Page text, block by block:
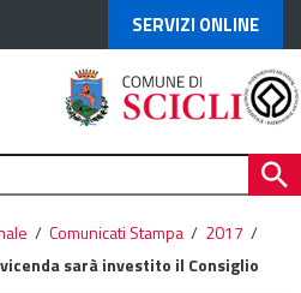
SERVIZI ONLINE
/ Comunicati Stampa / 2017 /
sarà investito il Consiglio